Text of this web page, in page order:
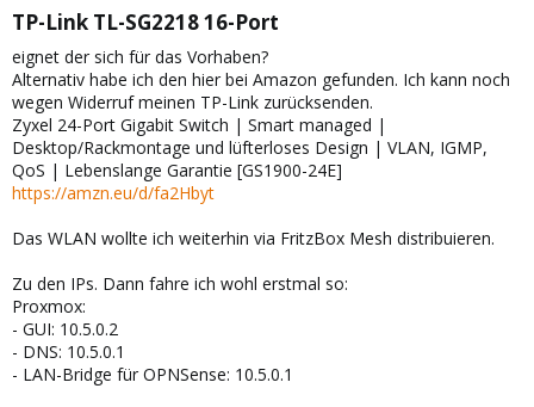
TP-Link TL-SG2218 16-Port​
eignet der sich für das Vorhaben?
Alternativ habe ich den hier bei Amazon gefunden. Ich kann noch
wegen Widerruf meinen TP-Link zurücksenden.
Zyxel 24-Port Gigabit Switch | Smart managed |
Desktop/Rackmontage und lüfterloses Design | VLAN, IGMP,
QoS | Lebenslange Garantie [GS1900-24E]
https://amzn.eu/d/fa2Hbyt
Das WLAN wollte ich weiterhin via FritzBox Mesh distribuieren.
Zu den IPs. Dann fahre ich wohl erstmal so:
Proxmox:
- GUI: 10.5.0.2
- DNS: 10.5.0.1
- LAN-Bridge für OPNSense: 10.5.0.1